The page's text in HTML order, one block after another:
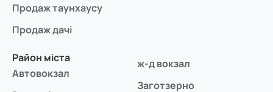
Продаж таунхаусу
Продаж дачі
Район міста
Автовокзал
ж-д вокзал
Заготзерно